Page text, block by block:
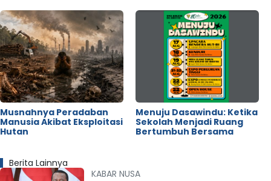
Musnahnya Peradaban
Manusia Akibat Eksploitasi
Hutan
Menuju Dasawindu: Ketika
Sekolah Menjadi Ruang
Bertumbuh Bersama
Berita Lainnya
KABAR NUSA